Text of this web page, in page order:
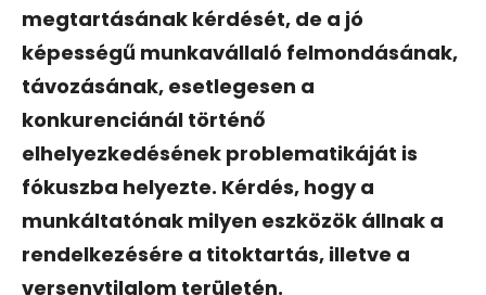
megtartásának kérdését, de a jó
képességű munkavállaló felmondásának,
távozásának, esetlegesen a
konkurenciánál történő
elhelyezkedésének problematikáját is
fókuszba helyezte. Kérdés, hogy a
munkáltatónak milyen eszközök állnak a
rendelkezésére a titoktartás, illetve a
versenytilalom területén.